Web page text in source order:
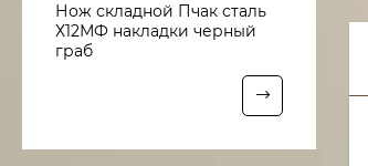
Нож складной Пчак сталь
Х12МФ накладки черный
граб